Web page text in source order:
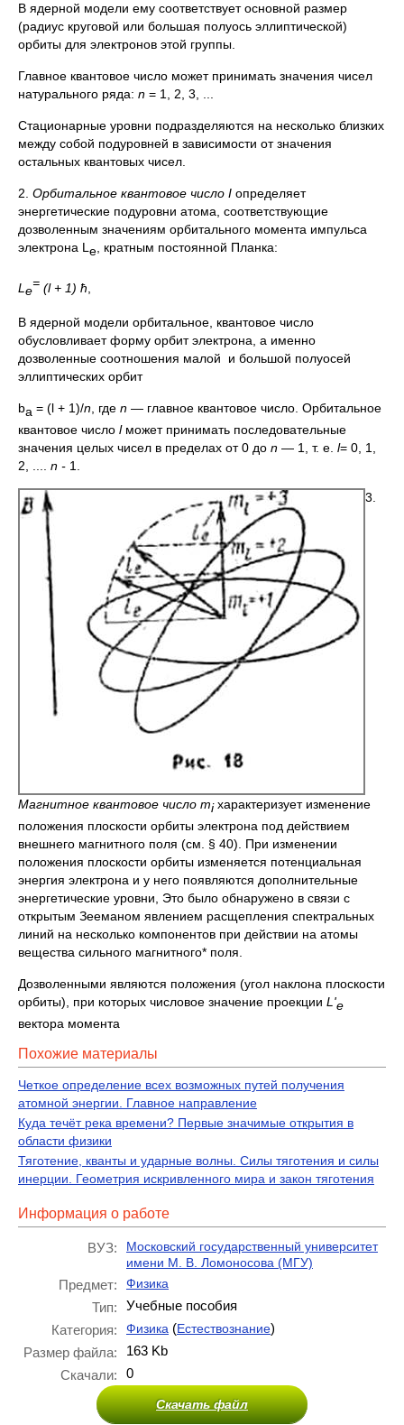
В ядерной модели ему соответствует основной размер
(радиус круговой или большая полуось эллиптической)
орбиты для электронов этой группы.
Главное квантовое число может принимать значения чисел
натурального ряда: n = 1, 2, 3, ...
Стационарные уровни подразделяются на несколько близких
между собой подуровней в зависимости от значения
остальных квантовых чисел.
2. Орбитальное квантовое число I определяет
энергетические подуровни атома, соответствующие
дозволенным значениям орбитального момента импульса
электрона L e , кратным постоянной Планка:
L e
= (l + 1) ħ
В ядерной модели орбитальное, квантовое число
обусловливает форму орбит электрона, а именно
дозволенные соотношения малой и большой полуосей
эллиптических орбит
bа = (l + 1)/n, где n — главное квантовое число. Орбитальное
квантовое число lможет принимать последовательные
значения целых чисел в пределах от 0 до n — 1, т. е. l= 0, 1,
2, .... n - 1.
3.
Магнитное квантовое число miхарактеризует изменение
положения плоскости орбиты электрона под действием
внешнего магнитного поля (см. § 40). При изменении
положения плоскости орбиты изменяется потенциальная
энергия электрона и у него появляются дополнительные
энергетические уровни, Это было обнаружено в связи с
открытым Зееманом явлением расщепления спектральных
линий на несколько компонентов при действии на атомы
вещества сильного магнитного* поля.
Дозволенными являются положения (угол наклона плоскости
орбиты), при которых числовое значение проекции L 'e
вектора момента
Похожие материалы
Четкое определение всех возможных путей получения
атомной энергии. Главное направление
Куда течёт река времени? Первые значимые открытия в
области физики
Тяготение, кванты и ударные волны. Силы тяготения и силы
инерции. Геометрия искривленного мира и закон тяготения
Информация о работе
ВУЗ:
Московский государственный университет
имени М. В. Ломоносова (МГУ)
Предмет: Физика
Тип:
Учебные пособия
Категория:
Физика (Естествознание)
Размер файла:
163 Kb
Скачали:
0
Скачать файл